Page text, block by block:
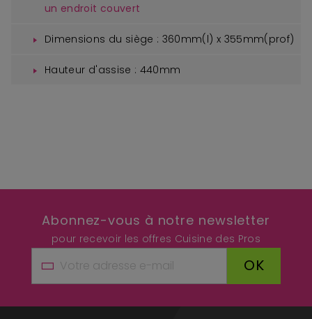
un endroit couvert
Dimensions du siège : 360mm(l) x 355mm(prof)
Hauteur d'assise : 440mm
Abonnez-vous à notre newsletter
pour recevoir les offres Cuisine des Pros
OK